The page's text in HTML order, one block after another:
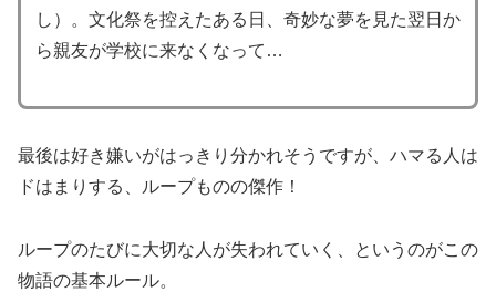
し）。文化祭を控えたある日、奇妙な夢を見た翌日か
ら親友が学校に来なくなって…
最後は好き嫌いがはっきり分かれそうですが、ハマる人は
ドはまりする、ループものの傑作！
ループのたびに大切な人が失われていく、というのがこの
物語の基本ルール。